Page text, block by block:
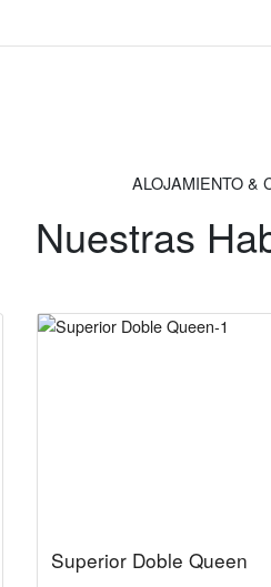
ALOJAMIENTO &
Nuestras
Superior Doble Queen